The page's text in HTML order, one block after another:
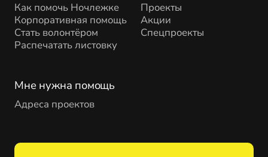
Как помочь Ночлежке
Корпоративная помощь
Стать волонтёром
Распечатать листовку
Проекты
Акции
Спецпроекты
Мне нужна помощь
Адреса проектов